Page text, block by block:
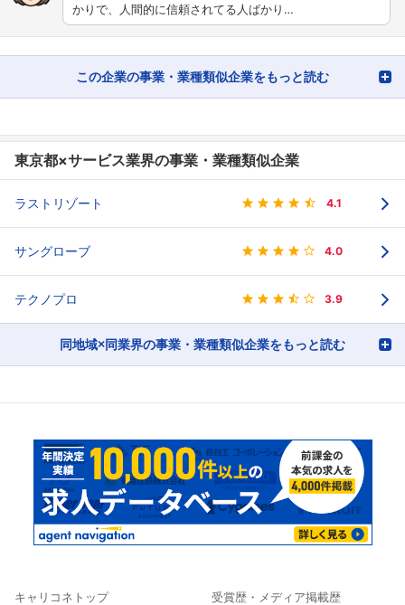
かりで、人間的に信頼されてる人ばかり…
この企業の事業・業種類似企業をもっと読む
東京都×サービス業界の事業・業種類似企業
ラストリゾート 4.1
サングローブ 4.0
テクノプロ 3.9
同地域×同業界の事業・業種類似企業をもっと読む
キャリコネトップ 受賞歴・メディア掲載歴